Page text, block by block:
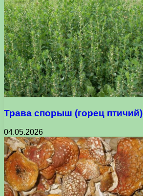
Трава спорыш (горец птичий)
04.05.2026